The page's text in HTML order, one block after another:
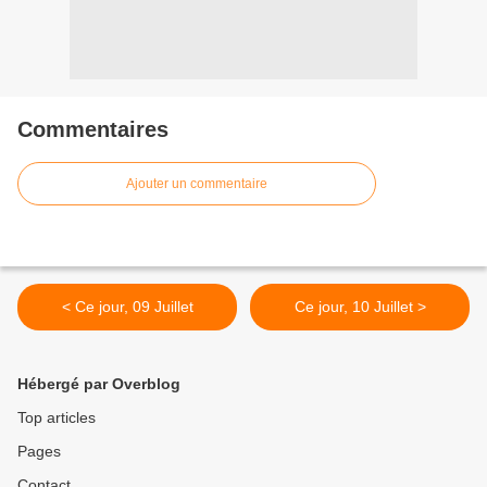
Commentaires
Ajouter un commentaire
< Ce jour, 09 Juillet Ce jour, 10 Juillet >
Hébergé par Overblog
Top articles
Pages